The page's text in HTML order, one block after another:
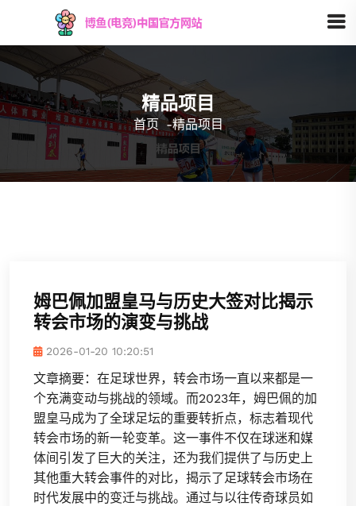
精品项目
首页 -精品项目
姆巴佩加盟皇马与历史大签对比揭示
转会市场的演变与挑战
2026-01-20 10:20:51
文章摘要：在足球世界，转会市场一直以来都是一
个充满变动与挑战的领域。而2023年，姆巴佩的加
盟皇马成为了全球足坛的重要转折点，标志着现代
转会市场的新一轮变革。这一事件不仅在球迷和媒
体间引发了巨大的关注，还为我们提供了与历史上
其他重大转会事件的对比，揭示了足球转会市场在
时代发展中的变迁与挑战。通过与以往传奇球员如